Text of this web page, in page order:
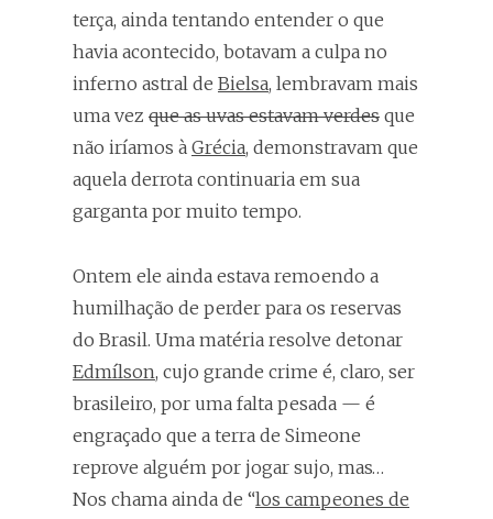
terça, ainda tentando entender o que
havia acontecido, botavam a culpa no
inferno astral de Bielsa, lembravam mais
uma vez que as uvas estavam verdes que
não iríamos à Grécia, demonstravam que
aquela derrota continuaria em sua
garganta por muito tempo.
Ontem ele ainda estava remoendo a
humilhação de perder para os reservas
do Brasil. Uma matéria resolve detonar
Edmílson, cujo grande crime é, claro, ser
brasileiro, por uma falta pesada — é
engraçado que a terra de Simeone
reprove alguém por jogar sujo, mas…
Nos chama ainda de “los campeones de